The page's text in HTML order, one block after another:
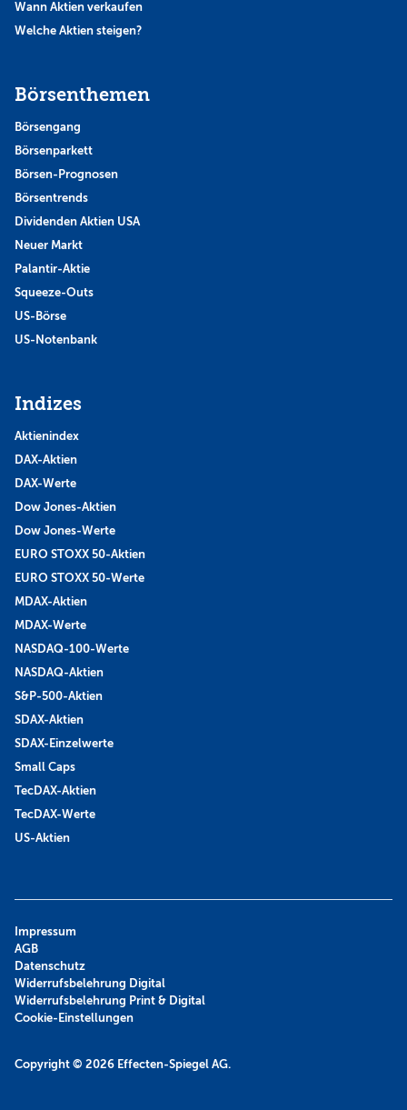
Wann Aktien verkaufen
Welche Aktien steigen?
Börsenthemen
Börsengang
Börsenparkett
Börsen-Prognosen
Börsentrends
Dividenden Aktien USA
Neuer Markt
Palantir-Aktie
Squeeze-Outs
US-Börse
US-Notenbank
Indizes
Aktienindex
DAX-Aktien
DAX-Werte
Dow Jones-Aktien
Dow Jones-Werte
EURO STOXX 50-Aktien
EURO STOXX 50-Werte
MDAX-Aktien
MDAX-Werte
NASDAQ-100-Werte
NASDAQ-Aktien
S&P-500-Aktien
SDAX-Aktien
SDAX-Einzelwerte
Small Caps
TecDAX-Aktien
TecDAX-Werte
US-Aktien
Copyright © 2026 Effecten-Spiegel AG.
Impressum
AGB
Datenschutz
Widerrufsbelehrung Digital
Widerrufsbelehrung Print & Digital
Cookie-Einstellungen